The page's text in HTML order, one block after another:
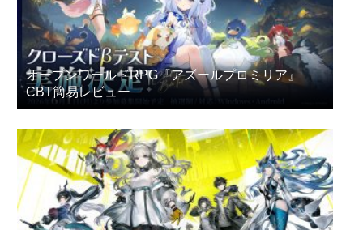
オープンワールドRPG『アズールプロミリア』
CBT簡易レビュー